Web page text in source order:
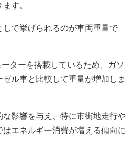
す。
して挙げられるのが車両重量で
ターを搭載しているため、ガソ
ル車と比較して重量が増加しま
な影響を与え、特に市街地走行や
エネルギー消費が増える傾向に